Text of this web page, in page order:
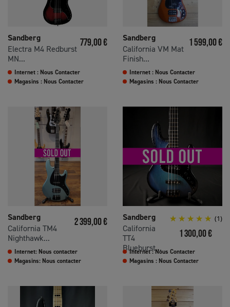
Sandberg
Electra M4 Redburst
MN...
Prix
779,00 €
Internet : Nous Contacter
Magasins : Nous Contacter
Sandberg
California VM Mat
Finish...
Prix
1 599,00 €
Internet : Nous Contacter
Magasins : Nous Contacter
Sandberg
California TM4
Nighthawk...
Prix
2 399,00 €
Internet: Nous contacter
Magasins: Nous contacter
Sandberg
California
TT4
Blueburst...
(1)
Prix
1 300,00 €
Internet : Nous Contacter
Magasins : Nous Contacter